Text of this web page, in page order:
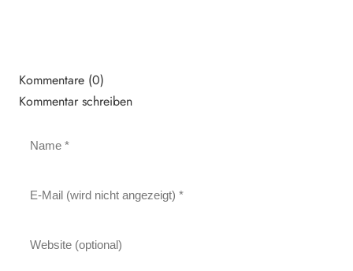
Kommentare (0)
Kommentar schreiben